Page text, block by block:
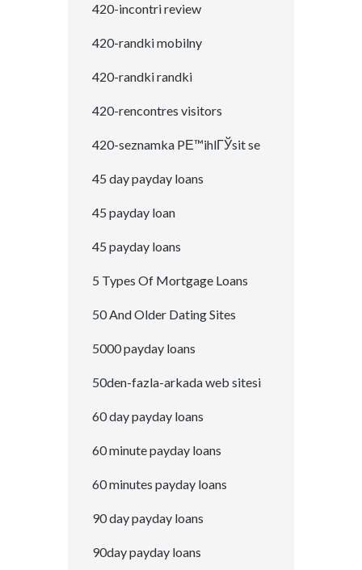
420-incontri review
420-randki mobilny
420-randki randki
420-rencontres visitors
420-seznamka PЕ™ihlГЎsit se
45 day payday loans
45 payday loan
45 payday loans
5 Types Of Mortgage Loans
50 And Older Dating Sites
5000 payday loans
50den-fazla-arkada web sitesi
60 day payday loans
60 minute payday loans
60 minutes payday loans
90 day payday loans
90day payday loans